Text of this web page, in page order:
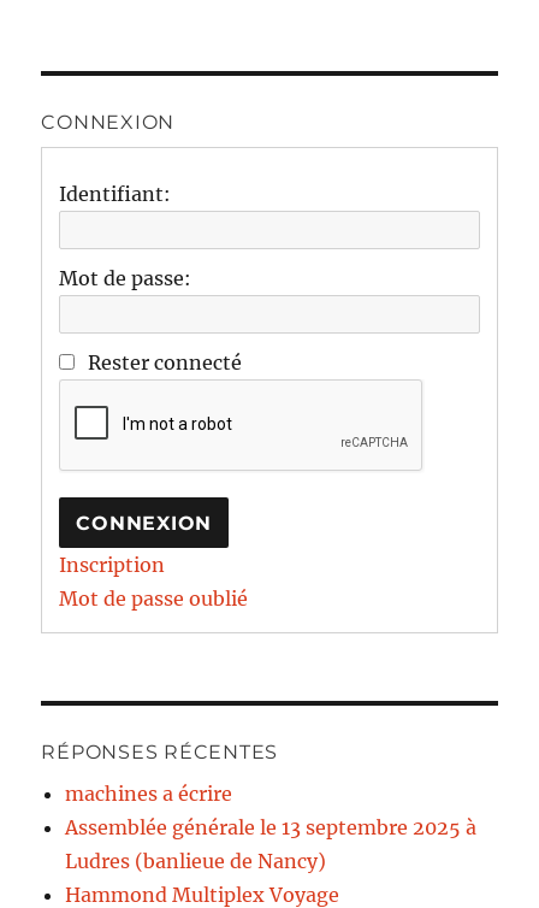
CONNEXION
Identifiant:
Mot de passe:
Rester connecté
CONNEXION
Inscription
Mot de passe oublié
RÉPONSES RÉCENTES
machines a écrire
Assemblée générale le 13 septembre 2025 à
Ludres (banlieue de Nancy)
Hammond Multiplex Voyage